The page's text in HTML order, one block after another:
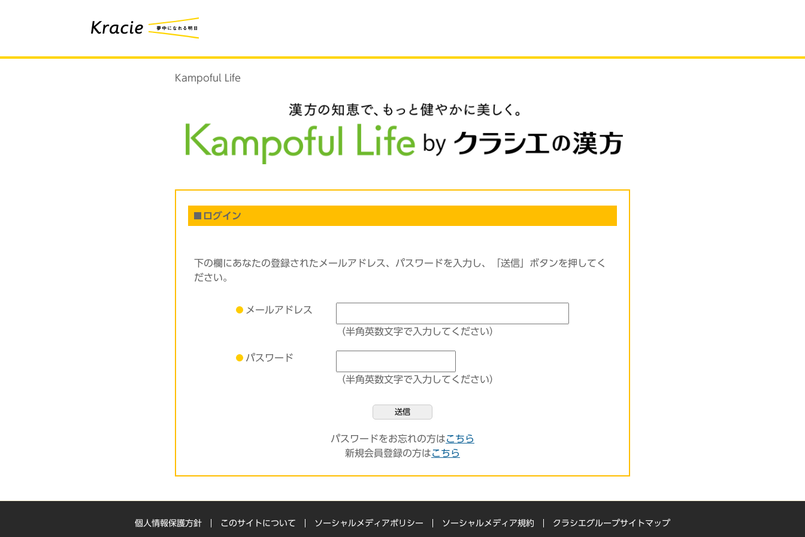
Kampoful Life
ログイン
下の欄にあなたの登録されたメールアドレス、パスワードを入力し、「送信」ボタンを押してく
ださい。
メールアドレス
（半角英数文字で入力してください）
パスワード
（半角英数文字で入力してください）
送信
パスワードをお忘れの方はこちら
新規会員登録の方はこちら
個人情報保護方針 このサイトについて ソーシャルメディアポリシー ソーシャルメディア規約 クラシエグループサイトマップ